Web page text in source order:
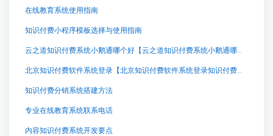
在线教育系统使用指南
知识付费小程序模板选择与使用指南
云之道知识付费系统小鹅通哪个好【云之道知识付费系统小鹅通哪个好知识付费系统系统怎么制作，知识付费系统搭建使用教程】
北京知识付费软件系统登录【北京知识付费软件系统登录知识付费系统系统怎么制作，知识付费系统搭建使用教程】
知识付费分销系统搭建方法
专业在线教育系统联系电话
内容知识付费系统开发要点